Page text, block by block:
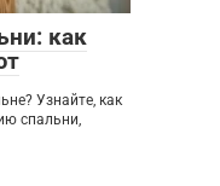
как
Узнайте, как
спальни,